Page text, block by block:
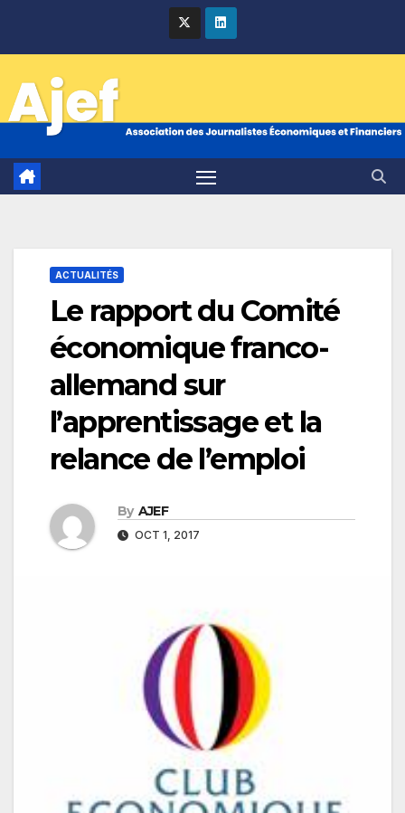
ACTUALITÉS
Le rapport du Comité
économique franco-
allemand sur
l’apprentissage et la
relance de l’emploi
By AJEF
OCT 1, 2017